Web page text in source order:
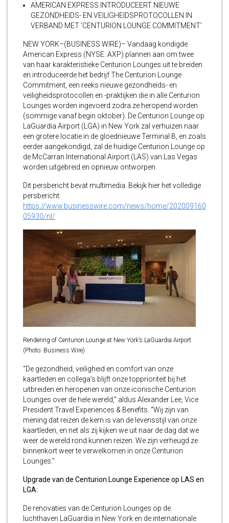
AMERICAN EXPRESS INTRODUCEERT NIEUWE
GEZONDHEIDS- EN VEILIGHEIDSPROTOCOLLEN IN
VERBAND MET ‘CENTURION LOUNGE COMMITMENT’
NEW YORK–(BUSINESS WIRE)– Vandaag kondigde
American Express (NYSE: AXP) plannen aan om twee
van haar karakteristieke Centurion Lounges uit te breiden
en introduceerde het bedrijf The Centurion Lounge
Commitment, een reeks nieuwe gezondheids- en
veiligheidsprotocollen en -praktijken die in alle Centurion
Lounges worden ingevoerd zodra ze heropend worden
(sommige vanaf begin oktober). De Centurion Lounge op
LaGuardia Airport (LGA) in New York zal verhuizen naar
een grotere locatie in de gloednieuwe Terminal B, en zoals
eerder aangekondigd, zal de huidige Centurion Lounge op
de McCarran International Airport (LAS) van Las Vegas
worden uitgebreid en opnieuw ontworpen.
Dit persbericht bevat multimedia. Bekijk hier het volledige
persbericht:
https://www.businesswire.com/news/home/202009160
05930/nl/
Rendering of Centurion Lounge at New York’s LaGuardia Airport
(Photo: Business Wire)
“De gezondheid, veiligheid en comfort van onze
kaartleden en collega’s blijft onze topprioriteit bij het
uitbreiden en heropenen van onze iconische Centurion
Lounges over de hele wereld,” aldus Alexander Lee, Vice
President Travel Experiences & Benefits. “Wij zijn van
mening dat reizen de kern is van de levensstijl van onze
kaartleden, en net als zij kijken we uit naar de dag dat we
weer de wereld rond kunnen reizen. We zijn verheugd ze
binnenkort weer te verwelkomen in onze Centurion
Lounges.”
Upgrade van de Centurion Lounge Experience op LAS en
LGA:
De renovaties van de Centurion Lounges op de
luchthaven LaGuardia in New York en de internationale